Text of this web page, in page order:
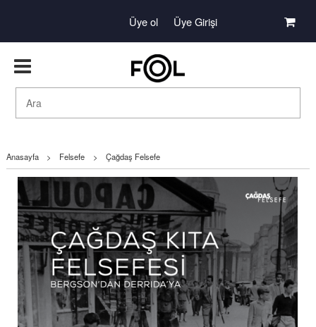
Üye ol Üye Girişi
Anasayfa > Felsefe > Çağdaş Felsefe